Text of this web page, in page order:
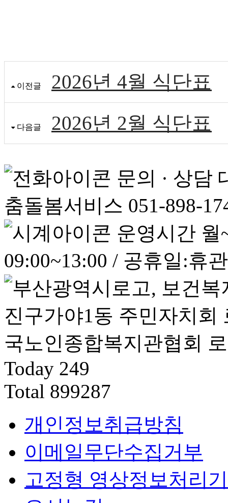
이전글 2026년 4월 식단표
다음글 2026년 2월 식단표
문의 · 상담
춤돌봄서비스 051-898-
운영시간 월
09:00~13:00 / 공휴일:휴관
Today 249
Total 899287
개인정보취급방침
이메일무단수집거부
고정형 영상정보처리